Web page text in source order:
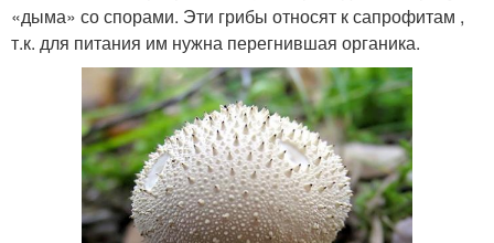
«дыма» со спорами. Эти грибы относят к сапрофитам ,
т.к. для питания им нужна перегнившая органика.